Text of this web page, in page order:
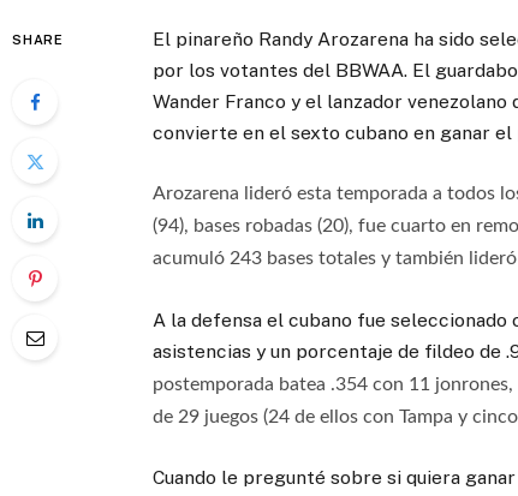
SHARE
El pinareño Randy Arozarena ha sido
por los votantes del BBWAA. El
Wander Franco y el lanzador
convierte en el sexto cubano en ganar
Arozarena lideró esta temporada a todos
(94), bases robadas (20), fue cuarto en
acumuló 243 bases totales y también
A la defensa el cubano fue
asistencias y un porcentaje de fildeo de
postemporada batea .354 con 11
de 29 juegos (24 de ellos con Tampa y
Cuando le pregunté sobre si quiera